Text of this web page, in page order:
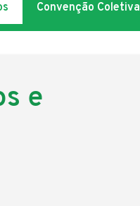
Convenção Coletiva
e